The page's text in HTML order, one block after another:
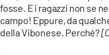
APPLE
fosse. E i ragazzi non se
campo! Eppure, da
della Vibonese. Perché?